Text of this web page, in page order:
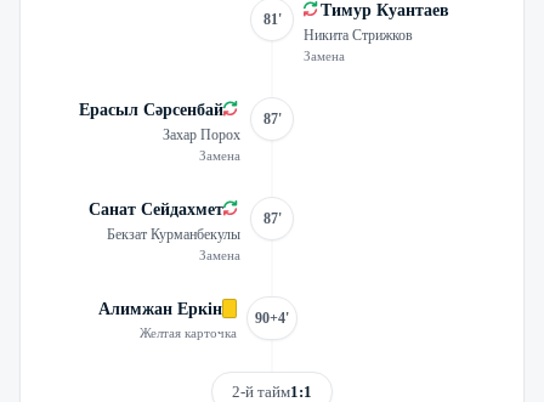
81' Тимур Куантаев
Никита Стрижков
Замена
Ерасыл Сәрсенбай
Захар Порох
Замена
87'
Санат Сейдахмет
Бекзат Курманбекулы
Замена
87'
Алимжан Еркін
Желтая карточка
90+4'
2-й тайм1:1